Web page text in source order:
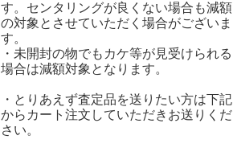
す。センタリングが良くない場合も減額
の対象とさせていただく場合がございま
す。
・未開封の物でもカケ等が見受けられる
場合は減額対象となります。
・とりあえず査定品を送りたい方は下記
からカート注文していただきお送りくだ
さい。